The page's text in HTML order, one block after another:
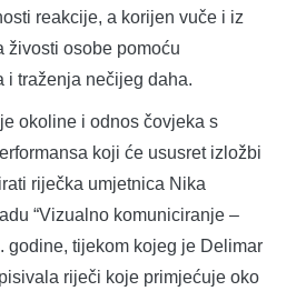
reakcije, a korijen vuče i iz
živosti osobe pomoću
i traženja nečijeg daha.
okoline i odnos čovjeka s
koji će ususret izložbi
riječka umjetnica Nika
“Vizualno komuniciranje –
godine, tijekom kojeg je Delimar
riječi koje primjećuje oko